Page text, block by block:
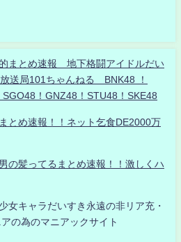
まとめ速報 地下格闘アイドルだい
送局101ちゃんねる BNK48 ！
！GNZ48！STU48！SKE48
とめ速報！！ネット乞食DE2000万
の髪ってるまとめ速報！！激しくハ
女キャラだいすき永遠の非リア充・
の為のマニアックサイト